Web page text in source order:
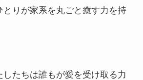
りが家系を丸ごと癒す力を持
たちは誰もが愛を受け取る力